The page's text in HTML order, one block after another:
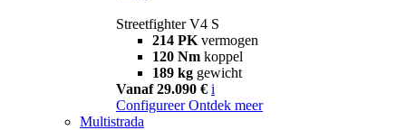
Streetfighter V4 S
214 PK vermogen
120 Nm koppel
189 kg gewicht
Vanaf 29.090 € i
Configureer Ontdek meer
Multistrada